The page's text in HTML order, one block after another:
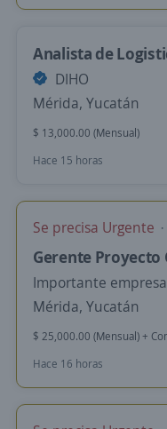
Analista de
DIHO
Mérida, Yucatán
$ 13,000.00 (Mensual)
Hace 15 horas
Se precisa Urgente
Gerente Proyecto
Importante
Mérida, Yucatán
$ 25,000.00 (Mensual) +
Hace 16 horas